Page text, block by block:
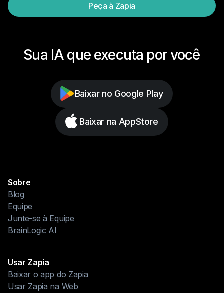
Peça à Zapia
Sua IA que executa por você
Baixar no Google Play
Baixar na AppStore
Sobre
Blog
Equipe
Junte-se à Equipe
BrainLogic AI
Usar Zapia
Baixar o app do Zapia
Usar Zapia na Web